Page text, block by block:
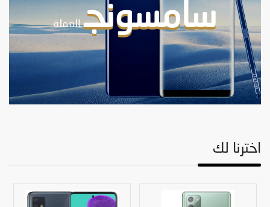
سامسونج العملة
اخترنا لك